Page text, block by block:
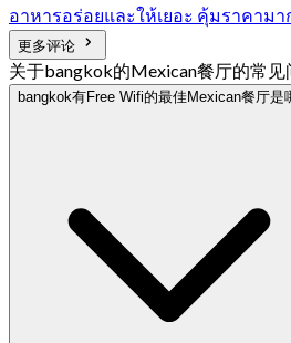
อาหารอร่อยและให้เยอะ​ คุ้มราคามา
更多评论
关于bangkok的Mexican餐厅的常见
bangkok有Free Wifi的最佳Mexican餐厅是